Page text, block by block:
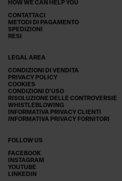
HOW WE CAN HELP YOU
CONTATTACI
METODI DI PAGAMENTO
SPEDIZIONI
RESI
LEGAL AREA
CONDIZIONI DI VENDITA
PRIVACY POLICY
COOKIES
CONDIZIONI D'USO
RISOLUZIONE DELLE CONTROVERSIE
WHISTLEBLOWING
INFORMATIVA PRIVACY CLIENTI
INFORMATIVA PRIVACY FORNITORI
FOLLOW US
FACEBOOK
INSTAGRAM
YOUTUBE
LINKEDIN